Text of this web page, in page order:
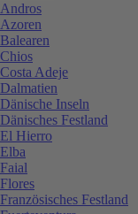
Andros
Azoren
Balearen
Chios
Costa Adeje
Dalmatien
Dänische Inseln
Dänisches Festland
El Hierro
Elba
Faial
Flores
Französisches Festland